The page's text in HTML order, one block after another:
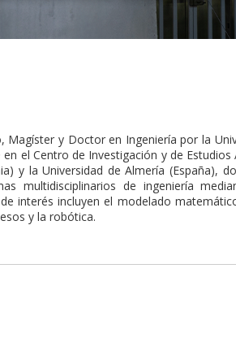
Magíster y Doctor en Ingeniería por la
el Centro de Investigación y de Estudios
y la Universidad de Almería (España),
multidisciplinarios de ingeniería
interés incluyen el modelado
y la robótica.